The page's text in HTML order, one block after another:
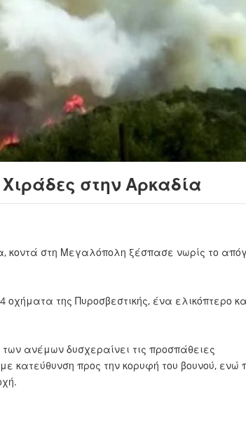
στην Αρκαδία
κοντά στη Μεγαλόπολη ξέσπασε νωρίς το
της Πυροσβεστικής, ένα ελικόπτερο
ανέμων δυσχεραίνει τις προσπάθειες
κατεύθυνση προς την κορυφή του βουνού, ενώ